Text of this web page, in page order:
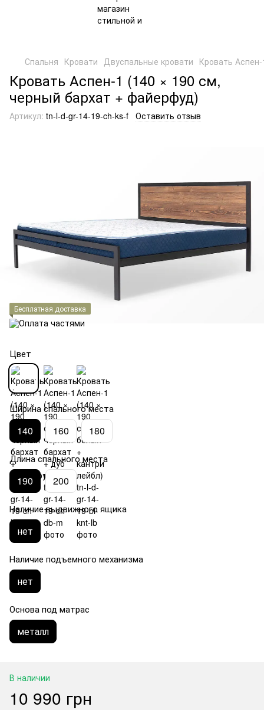
Спальня Кровати Двуспальные кровати Кровать
Кровать Аспен-1 (140 × 190 см,
черный бархат + файерфуд)
Артикул: tn-l-d-gr-14-19-ch-ks-f Оставить отзыв
Бесплатная доставка
Цвет
Ширина спального места
140 160 180
Длина спального места
190 200
Наличие выдвижного ящика
нет
Наличие подъемного механизма
нет
Основа под матрас
металл
В наличии
10 990 грн